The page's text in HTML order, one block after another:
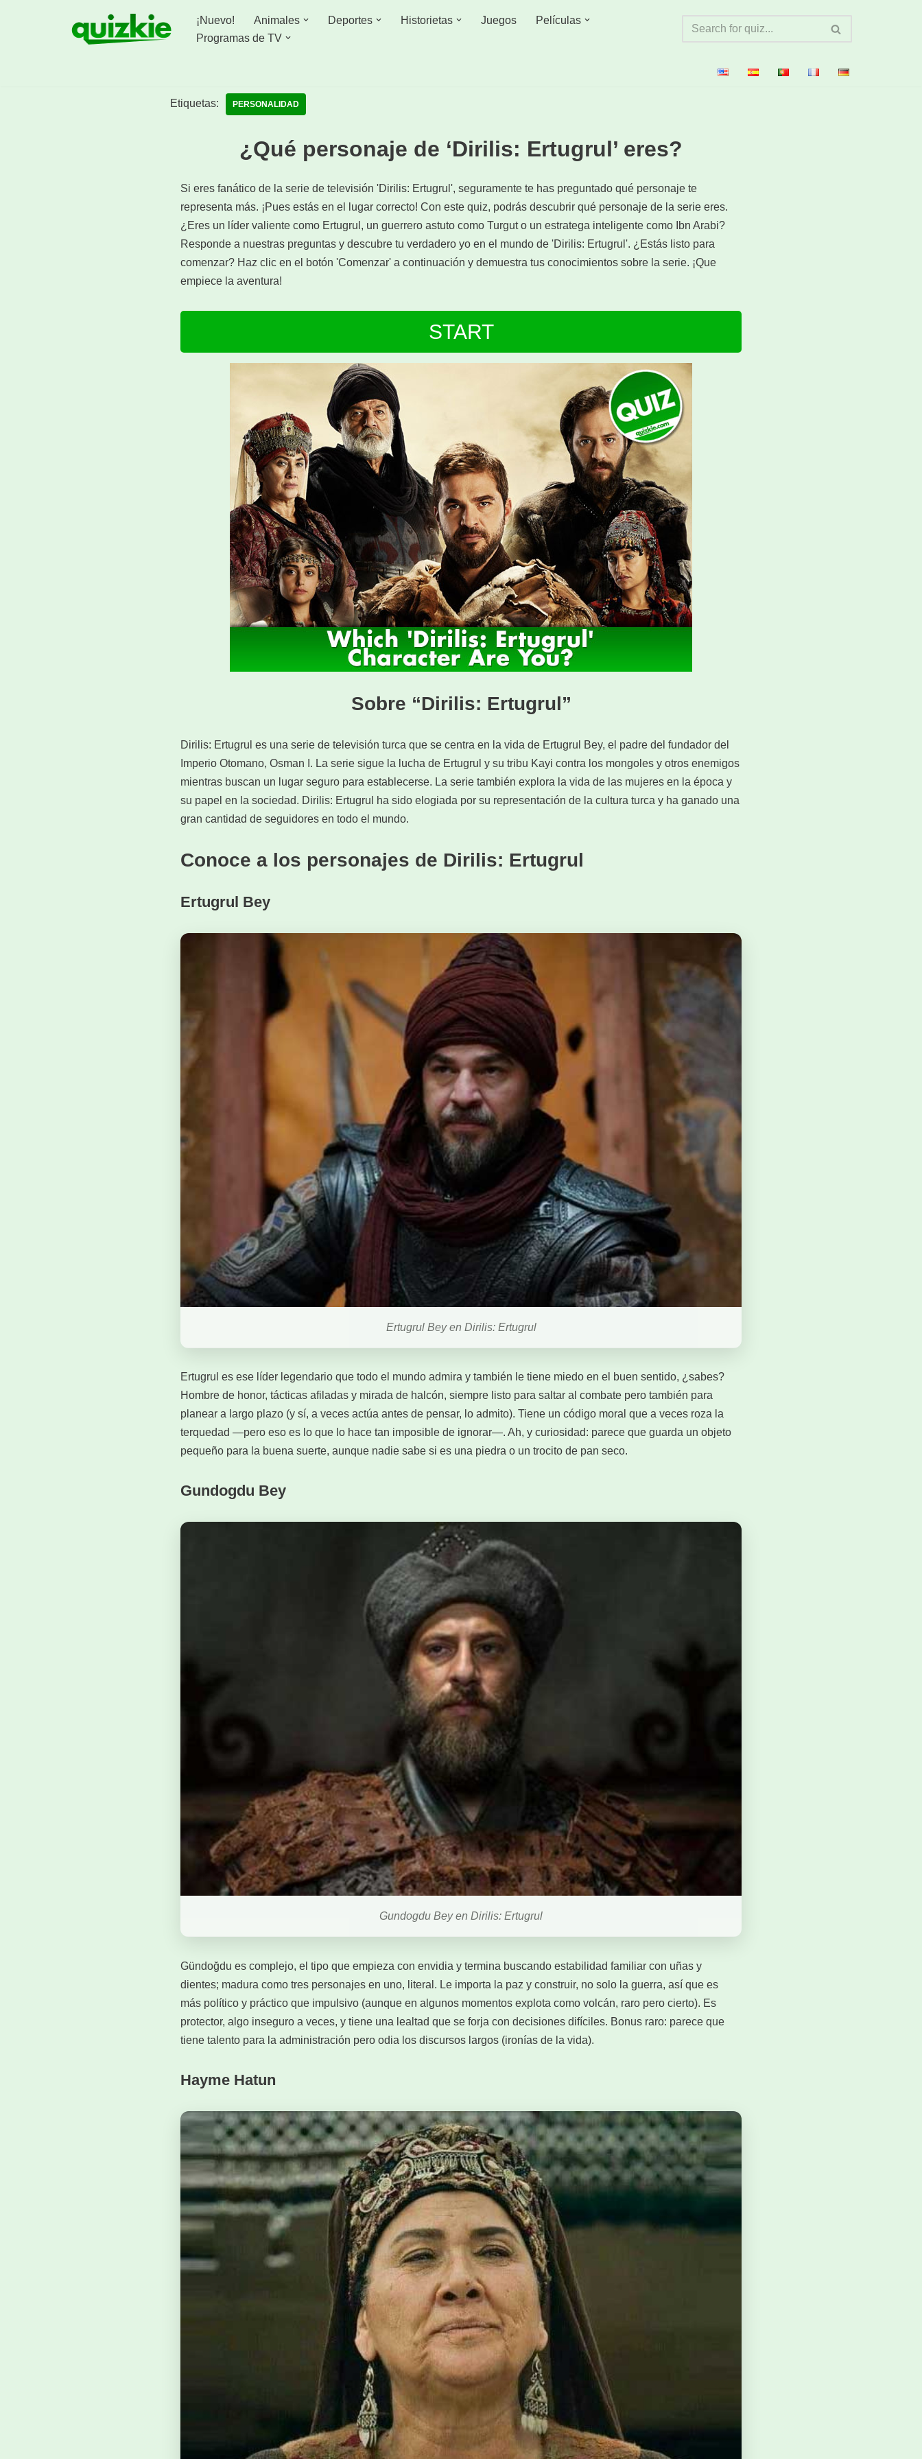
¡Nuevo! Animales Deportes Historietas Juegos
Películas
Programas de TV
Etiquetas: PERSONALIDAD
¿Qué personaje de ‘Dirilis: Ertugrul’ eres?
Si eres fanático de la serie de televisión 'Dirilis: Ertugrul', seguramente te has preguntado qué personaje te
representa más. ¡Pues estás en el lugar correcto! Con este quiz, podrás descubrir qué personaje de la serie eres.
¿Eres un líder valiente como Ertugrul, un guerrero astuto como Turgut o un estratega inteligente como Ibn Arabi?
Responde a nuestras preguntas y descubre tu verdadero yo en el mundo de 'Dirilis: Ertugrul'. ¿Estás listo para
comenzar? Haz clic en el botón 'Comenzar' a continuación y demuestra tus conocimientos sobre la serie. ¡Que
empiece la aventura!
START
Sobre “Dirilis: Ertugrul”
Dirilis: Ertugrul es una serie de televisión turca que se centra en la vida de Ertugrul Bey, el padre del fundador del
Imperio Otomano, Osman I. La serie sigue la lucha de Ertugrul y su tribu Kayi contra los mongoles y otros enemigos
mientras buscan un lugar seguro para establecerse. La serie también explora la vida de las mujeres en la época y
su papel en la sociedad. Dirilis: Ertugrul ha sido elogiada por su representación de la cultura turca y ha ganado una
gran cantidad de seguidores en todo el mundo.
Conoce a los personajes de Dirilis: Ertugrul
Ertugrul Bey
Ertugrul Bey en Dirilis: Ertugrul
Ertugrul es ese líder legendario que todo el mundo admira y también le tiene miedo en el buen sentido, ¿sabes?
Hombre de honor, tácticas afiladas y mirada de halcón, siempre listo para saltar al combate pero también para
planear a largo plazo (y sí, a veces actúa antes de pensar, lo admito). Tiene un código moral que a veces roza la
terquedad —pero eso es lo que lo hace tan imposible de ignorar—. Ah, y curiosidad: parece que guarda un objeto
pequeño para la buena suerte, aunque nadie sabe si es una piedra o un trocito de pan seco.
Gundogdu Bey
Gundogdu Bey en Dirilis: Ertugrul
Gündoğdu es complejo, el tipo que empieza con envidia y termina buscando estabilidad familiar con uñas y
dientes; madura como tres personajes en uno, literal. Le importa la paz y construir, no solo la guerra, así que es
más político y práctico que impulsivo (aunque en algunos momentos explota como volcán, raro pero cierto). Es
protector, algo inseguro a veces, y tiene una lealtad que se forja con decisiones difíciles. Bonus raro: parece que
tiene talento para la administración pero odia los discursos largos (ironías de la vida).
Hayme Hatun